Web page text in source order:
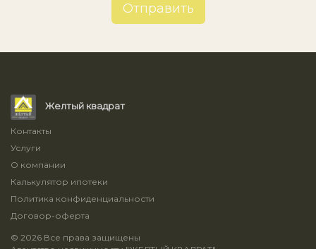
Отправить
Желтый квадрат
Контакты
Услуги
О компании
Калькулятор ипотеки
Политика конфиденциальности
Договор-оферта
© 2026 Все права защищены